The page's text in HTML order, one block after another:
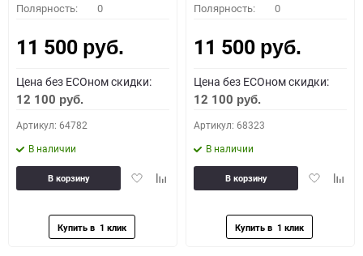
Полярность: 0
11 500 руб.
Цена без ECOном скидки:
12 100 руб.
Артикул: 64782
В наличии
ДобавитьДобавить
В корзину
Полярность: 0
11 500 руб.
Цена без ECOном скидки:
12 100 руб.
Артикул: 68323
В наличии
Добавить
В корзину